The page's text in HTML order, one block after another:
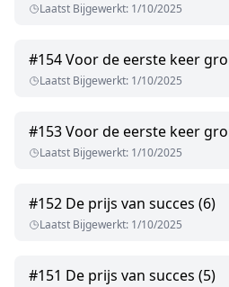
Laatst Bijgewerkt: 1/10/2025
#154Voor de eerste keer
Laatst Bijgewerkt: 1/10/2025
#153Voor de eerste keer
Laatst Bijgewerkt: 1/10/2025
#152 De prijs van succes (6)
Laatst Bijgewerkt: 1/10/2025
#151 De prijs van succes (5)